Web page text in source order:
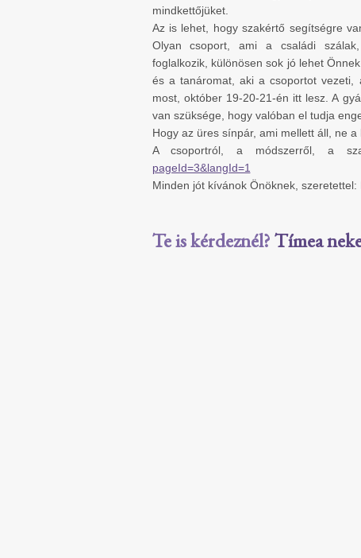
mindkettőjüket.
Az is lehet, hogy szakértő segítségre
Olyan csoport, ami a családi szálak,
foglalkozik, különösen sok jó lehet
és a tanáromat, aki a csoportot vezeti,
most, október 19-20-21-én itt lesz. A
van szüksége, hogy valóban el tudja
Hogy az üres sínpár, ami mellett áll, ne
A csoportról, a módszerről, a
pageId=3&langId=1
Minden jót kívánok Önöknek, szeretettel:
Te is kérdeznél?Tímea